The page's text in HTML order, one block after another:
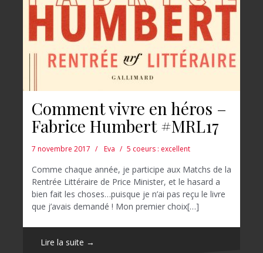
Comment vivre en héros –
Fabrice Humbert #MRL17
7 novembre 2017 Eva 5 coeurs : excellent
Comme chaque année, je participe aux Matchs de la
Rentrée Littéraire de Price Minister, et le hasard a
bien fait les choses…puisque je n’ai pas reçu le livre
que j’avais demandé ! Mon premier choix[…]
Lire la suite →